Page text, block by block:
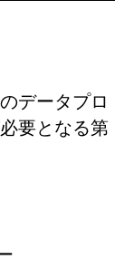
データプロ
要となる第